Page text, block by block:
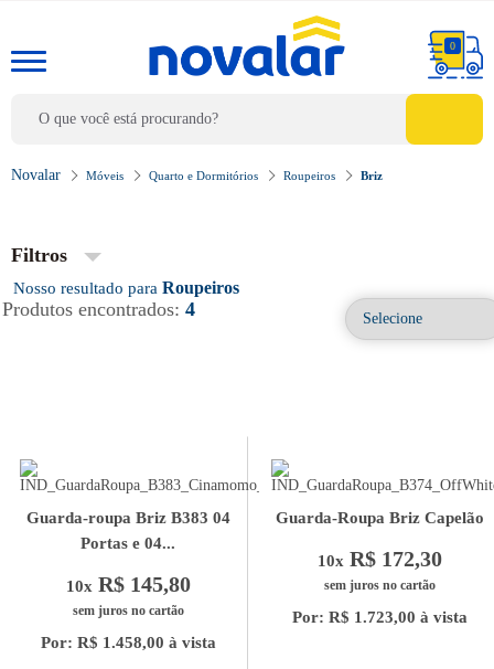
0
Móveis Quarto e Dormitórios Roupeiros Briz
Filtros
Roupeiros
Produtos encontrados: 4
Guarda-roupa Briz B383 04
Portas e 04...
10x R$ 145,80
sem juros no cartão
Por: R$ 1.458,00 à vista
Guarda-Roupa Briz Capelão
10x R$ 172,30
sem juros no cartão
Por: R$ 1.723,00 à vista